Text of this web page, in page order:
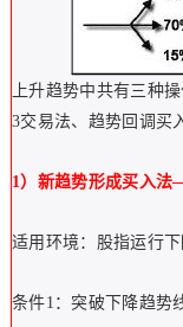
上升趋势中共有三种
3交易法、趋势回调买
1）新趋势形成买入
适用环境：股指运行下
条件1：突破下降趋势